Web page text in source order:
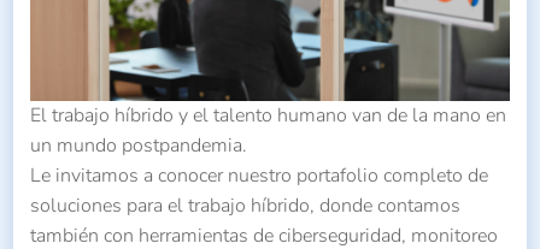
El trabajo híbrido y el talento humano van de la mano en
un mundo postpandemia.
Le invitamos a conocer nuestro portafolio completo de
soluciones para el trabajo híbrido, donde contamos
también con herramientas de ciberseguridad, monitoreo